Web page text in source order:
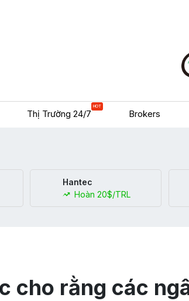
Thị Trường 24/7
HOT
Brokers
Hantec
Hoàn 20$/TRL
cho rằng các